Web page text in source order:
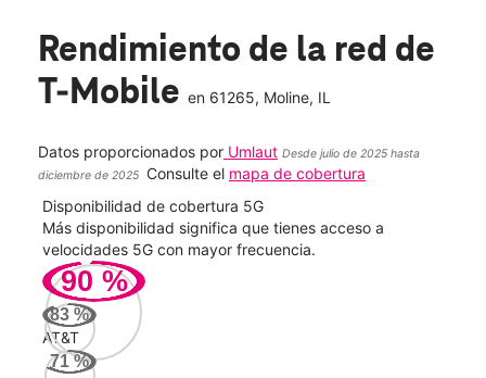
Rendimiento de la red de
T-Mobile en 61265, Moline, IL
Datos proporcionados por Umlaut Desde julio de 2025 hasta
diciembre de 2025
Consulte el mapa de cobertura
Disponibilidad de cobertura 5G
Más disponibilidad significa que tienes acceso a
velocidades 5G con mayor frecuencia.
90 %
83 %
AT&T
71%